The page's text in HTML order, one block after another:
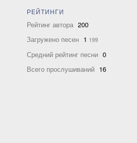
РЕЙТИНГИ
Рейтинг автора 200
Загружено песен 1 199
Средний рейтинг песни 0
Всего прослушиваний 16